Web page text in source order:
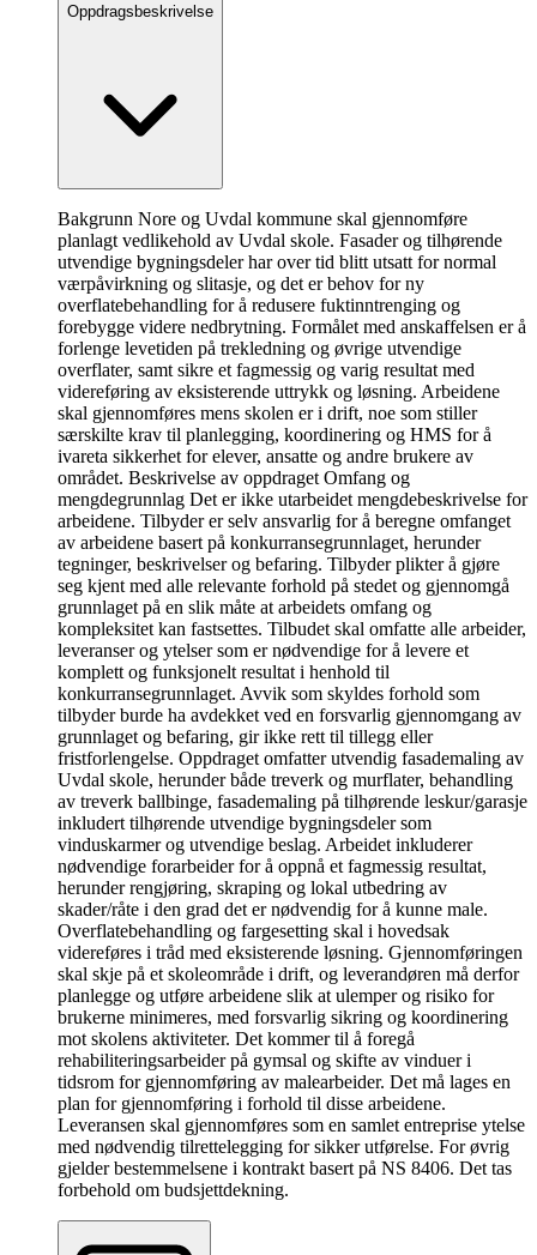
Oppdragsbeskrivelse
Bakgrunn Nore og Uvdal kommune skal gjennomføre
planlagt vedlikehold av Uvdal skole. Fasader og tilhørende
utvendige bygningsdeler har over tid blitt utsatt for normal
værpåvirkning og slitasje, og det er behov for ny
overflatebehandling for å redusere fuktinntrenging og
forebygge videre nedbrytning. Formålet med anskaffelsen er å
forlenge levetiden på trekledning og øvrige utvendige
overflater, samt sikre et fagmessig og varig resultat med
videreføring av eksisterende uttrykk og løsning. Arbeidene
skal gjennomføres mens skolen er i drift, noe som stiller
særskilte krav til planlegging, koordinering og HMS for å
ivareta sikkerhet for elever, ansatte og andre brukere av
området. Beskrivelse av oppdraget Omfang og
mengdegrunnlag Det er ikke utarbeidet mengdebeskrivelse for
arbeidene. Tilbyder er selv ansvarlig for å beregne omfanget
av arbeidene basert på konkurransegrunnlaget, herunder
tegninger, beskrivelser og befaring. Tilbyder plikter å gjøre
seg kjent med alle relevante forhold på stedet og gjennomgå
grunnlaget på en slik måte at arbeidets omfang og
kompleksitet kan fastsettes. Tilbudet skal omfatte alle arbeider,
leveranser og ytelser som er nødvendige for å levere et
komplett og funksjonelt resultat i henhold til
konkurransegrunnlaget. Avvik som skyldes forhold som
tilbyder burde ha avdekket ved en forsvarlig gjennomgang av
grunnlaget og befaring, gir ikke rett til tillegg eller
fristforlengelse. Oppdraget omfatter utvendig fasademaling av
Uvdal skole, herunder både treverk og murflater, behandling
av treverk ballbinge, fasademaling på tilhørende leskur/garasje
inkludert tilhørende utvendige bygningsdeler som
vinduskarmer og utvendige beslag. Arbeidet inkluderer
nødvendige forarbeider for å oppnå et fagmessig resultat,
herunder rengjøring, skraping og lokal utbedring av
skader/råte i den grad det er nødvendig for å kunne male.
Overflatebehandling og fargesetting skal i hovedsak
videreføres i tråd med eksisterende løsning. Gjennomføringen
skal skje på et skoleområde i drift, og leverandøren må derfor
planlegge og utføre arbeidene slik at ulemper og risiko for
brukerne minimeres, med forsvarlig sikring og koordinering
mot skolens aktiviteter. Det kommer til å foregå
rehabiliteringsarbeider på gymsal og skifte av vinduer i
tidsrom for gjennomføring av malearbeider. Det må lages en
plan for gjennomføring i forhold til disse arbeidene.
Leveransen skal gjennomføres som en samlet entreprise ytelse
med nødvendig tilrettelegging for sikker utførelse. For øvrig
gjelder bestemmelsene i kontrakt basert på NS 8406. Det tas
forbehold om budsjettdekning.